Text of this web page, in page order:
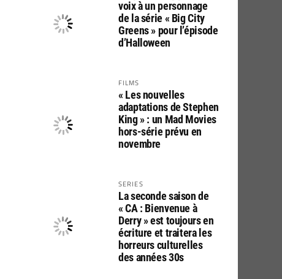
voix à un personnage
de la série « Big City
Greens » pour l’épisode
d’Halloween
FILMS
« Les nouvelles
adaptations de Stephen
King » : un Mad Movies
hors-série prévu en
novembre
SERIES
La seconde saison de
« CA : Bienvenue à
Derry » est toujours en
écriture et traitera les
horreurs culturelles
des années 30s